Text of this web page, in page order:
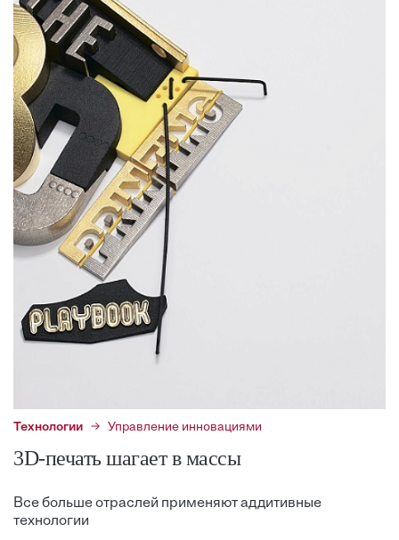
Технологии Управление инновациями
3D-печать шагает в массы
Все больше отраслей применяют аддитивные
технологии